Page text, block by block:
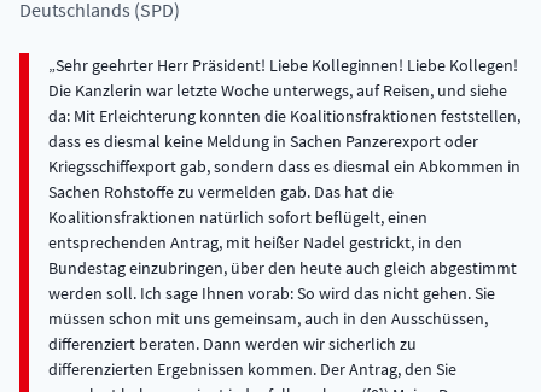
Deutschlands (SPD)
Sehr geehrter Herr Präsident! Liebe Kolleginnen! Liebe Kollegen! Die Kanzlerin war letzte Woche unterwegs, auf Reisen, und siehe da: Mit Erleichterung konnten die Koalitionsfraktionen feststellen, dass es diesmal keine Meldung in Sachen Panzerexport oder Kriegsschiffexport gab, sondern dass es diesmal ein Abkommen in Sachen Rohstoffe zu vermelden gab. Das hat die Koalitionsfraktionen natürlich sofort beflügelt, einen entsprechenden Antrag, mit heißer Nadel gestrickt, in den Bundestag einzubringen, über den heute auch gleich abgestimmt werden soll. Ich sage Ihnen vorab: So wird das nicht gehen. Sie müssen schon mit uns gemeinsam, auch in den Ausschüssen, differenziert beraten. Dann werden wir sicherlich zu differenzierten Ergebnissen kommen. Der Antrag, den Sie vorgelegt haben, springt jedenfalls zu kurz. ({0}) Meine Damen und Herren, es ist völlig klar: Die Bedeutung dieses Themas für ein Land wie Deutschland und eine Region wie Europa, die von Rohstoffen abhängig ist, kann überhaupt nicht überschätzt werden; der Staatssekretär hat es gerade hervorgehoben. Es ist richtig, dass hier natürlich auch die Unternehmen eine große Verantwortung haben. In den vergangenen Jahren und Jahrzehnten sind Fehler gemacht worden. Wenn ich bedenke, an welchen Rohstoffen bzw. Rohstoffvorkommen deutsche Unternehmen Beteiligungen hatten, die mittlerweile aufgegeben worden sind, muss ich sagen: Das ist erschreckend. Zu nennen sind da beispielsweise Degussa, ein Unternehmen aus meinem Wahlkreis, in den Bereichen Kupfer und Gold oder ThyssenKrupp beim Eisenerz. Deutschland als Hightechland und Europa als Hightechregion benötigen unter anderem Coltan zur Herstellung von Handys, Neodym zur Herstellung von Festplatten oder Kernspintomografen, Kobalt zur Herstellung synthetischer Kraftstoffe und Gallium zur Herstellung von Sonnenkollektoren. An der Gewinnung dieser und vieler anderer Rohstoffe hatten deutsche Unternehmen Beteiligungen, die mittlerweile, wie gesagt, aufgegeben worden sind. Ich glaube, es ist deutlich geworden, dass dies der falsche Weg war. Insofern unterstützen wir alles - ich denke, das ist ein richtiger Ansatz dieser Bundesregierung -, wodurch die Rückwärtsintegration - so heißt das heute - der Unternehmen gestärkt wird, also die Versuche, sich wieder an den entsprechenden Rohstoffvorkommen zu beteiligen. Beispielsweise versuchen dies ThyssenKrupp im Bereich der Seltenen Erden, Siemens im Bereich von Neodym, was auch zur Herstellung von Dauermagneten benötigt wird, usw. Wir unterstützen hier sicherlich den richtigen Weg. Anders sieht es mit Ihrer Politik auf den Rohstoffmärkten selbst aus, mit der Sie versuchen, deutsche Unternehmen auf fremden Märkten zu unterstützen. Das Signal der Kanzlerin, das sie auf ihrer Reise nach Angola abgab, war absolut fatal. Angola liegt in einer Region am Golf von Guinea, die durch reiche energetische und nichtenergetische Rohstoffvorkommen und gleichzeitig durch eine extreme Armutsentwicklung gekennzeichnet ist. Die rohstoffreichsten Länder sind zugleich die ärmsten. Es kann nicht sein, dass das erste Signal, das man ihnen dort sendet, ist: Wir stärken die Potentaten; wir machen sie stark gegen ihr eigenes Volk, indem wir ihnen Waffen aus Deutschland schicken. ({1}) Nein, in Ländern wie Angola kommt es darauf an, Transparenz hinsichtlich der Material- und Geldflüsse einzufordern. Das ist eine Vorbedingung dafür, dass sich deutsche Unternehmen dort überhaupt beteiligen können; denn deutsche Unternehmen - das haben wir nicht zuletzt beim Unternehmen Ferrostaal sehen müssen unterliegen Compliance- und Corporate-GovernanceRegeln, durch die es absolut verboten ist, auf Märkten tätig zu werden, auf denen Transparenz nicht gegeben ist. Hier haben Sie bisher wenig geleistet, und hier gilt es nachzusetzen. Wir können nicht die Methode Chinas verwenden, das die Rohstoffe zum Beispiel in den Ländern Afrikas oder auch in Brasilien ausbeutet, die dortigen Märkte als Spin-off für ihr Geschäft gleichzeitig mit ihren billigen Industrieprodukten überschwemmt und damit verhindert, dass dort eine eigene Wertschöpfung entsteht, und dafür sorgt, dass die Abhängigkeiten noch stärker werRolf Hempelmann den, als sie es bisher schon waren. Wir werden in den nächsten Jahren erleben - insbesondere dann, wenn die Weltwirtschaft wieder rückläufig sein wird -, dass sich gerade bei den Schwellenländern enorme Auswirkungen zeigen werden, weil sie diese guten Jahre nicht genutzt haben, um auf der Basis ihres Ressourcenreichtums eine industrielle Wertschöpfung aufzubauen. Meine Damen und Herren, die Kanzlerin war in der Mongolei. Das Wirtschaftsministerium hat Abkommen verhandelt, wie auch in Kasachstan. Das ist sicherlich ein richtiger Ansatz. Das, was wir in den Texten dazu lesen können, ist für uns allerdings nicht ergiebig genug, um wirklich erkennen zu können, welche Philosophie dahintersteht. Wenn man die Kanzlerin hört - im Fernsehen beispielsweise -, dann überkommt einen schon der Eindruck, dass das sozusagen die dritte Welle der Kolonialisierung ist ({2}) und dass es uns im Grunde genommen nur darum geht, an die dortigen Rohstoffe heranzukommen und dafür ein paar Glasperlen mitzubringen. Das darf nicht sein. ({3}) Wenn ich an das Abkommen mit einem Land wie der Mongolei denke, dann vermisse ich die klare und konkrete Ausverhandlung genau der Dinge, die - jedenfalls nach den Gesprächen, die ich dort geführt habe - am dringendsten sind. Besonders dringend sind dort Investitionen in die Energieeffizienz, und zwar entlang der gesamten Kette. ({4}) Ulan-Bator, die Hauptstadt, ist die kälteste und zugleich auch schmutzigste Stadt der Welt. Es ist völlig klar, wo dort die Aufgaben liegen. Die Heizperiode dauert dort acht bis neun Monate. In dieser Heizperiode können Sie die Stadt von oben überhaupt nicht sehen; sie liegt unter einer Smogglocke. Das hängt damit zusammen, dass die wenigen Kraftwerke dort uralte Braunkohlekraftwerke sind und mit einer Braunkohle geheizt bzw. betrieben werden, die noch weniger effizient ist als die deutsche, dass sie natürlich entsprechend emittieren und dass das Nahwärmesystem nicht ausgebaut ist, sodass die meisten mit Individualöfen heizen, wobei der Begriff „Öfen“ völlig unsachgemäß ist, da das offene Feuerstellen sind. Daraus lässt sich im Grunde ableiten, welches Effizienzprogramm für dieses Land angemessen wäre, nämlich ein Retrofit für die Kraftwerke, der Ausbau des Nahwärmesystems und dort, wo Individualheizungen unumgänglich sind, die Unterstützung bei der Anschaffung von dem, was man Ofen nennen könnte. Das werden keine Hightechöfen sein, sondern lediglich solche, durch die eine geschlossene Beheizung möglich ist. Das alles findet man in Ihrem Abkommen, jedenfalls in dieser Konkretheit, nicht wieder. Deswegen haben wir zu diesem Abkommen eine ganze Menge Fragen. ({5}) Sie haben das Thema Ressourcen im eigenen Land angesprochen. In der Tat ist das, was wir im eigenen Land an Ressourcen haben, überhaupt nicht zu unterschätzen. Wenn wir ein sauberes Recycling und Downcycling aufbauen, durchaus auch eine Substitution von Stoffen, die nicht ausreichend verfügbar sind, dann können wir hier im Lande sehr viel mehr an Rohstoffen heben, als wir über Importe hereinbekommen können. Anders ausgedrückt: Wenn wir dieses Feld vernachlässigen, wenn wir es zulassen, dass Stoffe, die bei uns in technischen Geräten wie Handys und Computern vorhanden sind, wieder aus dem Lande verschwinden, weil wir kein vernünftiges Recyclingsystem haben, dann haben wir unsere Hausaufgaben nicht gemacht. Die entsprechenden Stichworte finden sich bei Ihnen wieder, auch in Ihrem Antrag. Allerdings werden sie nicht wirklich mit Inhalt gefüllt. Es geht letztlich darum, die politischen Rahmenbedingungen dafür bereitzustellen, dass ein vernünftiges Kreislaufwirtschaftssystem tatsächlich auch in diesem Bereich entstehen kann. Ein weiterer Punkt, der mir sehr wichtig ist und eine Menge mit dem zu tun hat, was wir im Parlament in diesen Wochen ganz besonders häufig besprechen, betrifft die internationalen Finanzmärkte. Auch die Rohstoffmärkte sind von Spekulationen nicht unberührt. Ein Land, die USA, hat mit diesem Thema schon lange Erfahrungen gemacht und hat schon relativ früh reagiert. Angefangen hat das dort im Agrarsektor. Vor kurzem hat ein amerikanischer Abgeordneter festgestellt - den Satz will ich gerne zitieren -: Zwischen den Getreidebauern und den Brotessern hat sich ein Parasit geschoben, der beide beraubt. Gemeint sind die Rohstoffspekulanten. Die Amerikaner haben in Form des Dodd-Frank Act reagiert. Auch früher haben sie schon ähnliche Instrumente aufgelegt. Der EU-Kommissar für den Binnenmarkt, Barnier, hat offenbar sehr genau hingeschaut und macht jetzt Vorschläge, wie wir in Europa die Spekulationen auf den Rohstoffmärkten eindämmen können. Es geht um Regeln für Händler, insbesondere zur Transparenz und zu den Berichtspflichten der Händler. Aber es geht schlicht auch darum, Mengen von Transaktionen auf den Rohstoffmärkten zu begrenzen, die letztlich dazu führen, dass es Preisschwankungen und Verfügbarkeitsprobleme gibt, wie wir sie in den letzten Monaten kennengelernt haben. Ich kann Sie - damit richte ich mich an die Bundesregierung, aber auch an die Koalitionsfraktionen - nur auffordern, diese Anstrengungen der Europäischen Kommission aktiv zu unterstützen. Es ist so, dass viele Mitgliedstaaten durchaus auf der Linie von Barnier sind und solche Regelungen einführen wollen. Aber es gibt natürlich auch einige, zum Beispiel Großbritannien, die dem Ganzen sehr skeptisch gegenüberstehen. Ich bitte Sie, Ihre Möglichkeiten auszunutzen, um dieses Thema mit den Partnern in Europa voranzutreiben und dafür zu sorgen, dass wir hier zu Lösungen kommen. Es kann jedenfalls nicht sein, dass wir dieses Thema vernachlässigen, dass wir letztlich zulassen, dass es, obwohl auf den Weltmärkten ausreichend Rohstoffe vorhanden sind, zu Verknappungen oder Verteuerungen und Preisschwankungen kommt, di